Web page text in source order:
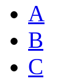
A
B
C